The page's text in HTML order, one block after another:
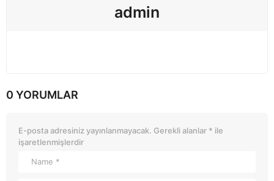
admin
0 YORUMLAR
E-posta adresiniz yayınlanmayacak. Gerekli alanlar * ile
işaretlenmişlerdir